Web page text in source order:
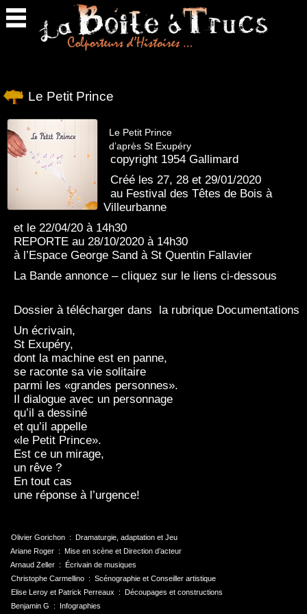
Le Petit Prince
Le Petit Prince
d’après St Exupéry
copyright 1954 Gallimard
Créé les 27, 28 et 29/01/2020
au Festival des Têtes de Bois à
Villeurbanne
et le 22/04/20 à 14h30
REPORTE au 28/10/2020 à 14h30
à l’Espace George Sand à St Quentin Fallavier
La Bande annonce – cliquez sur le liens ci-dessous
Dossier à télécharger dans la rubrique Documentations
Un écrivain,
St Exupéry,
dont la machine est en panne,
se raconte sa vie solitaire
parmi les «grandes personnes».
Il dialogue avec un personnage
qu’il a dessiné
et qu’il appelle
«le Petit Prince».
Est ce un mirage,
un rêve ?
En tout cas
une réponse à l’urgence!
Olivier Gorichon : Dramaturgie, adaptation et Jeu
Ariane Roger : Mise en scène et Direction d’acteur
Arnaud Zeller : Écrivain de musiques
Christophe Carmellino : Scénographie et Conseiller artistique
Elise Leroy et Patrick Perreaux : Découpages et constructions
Benjamin G : Infographies
Retour
en